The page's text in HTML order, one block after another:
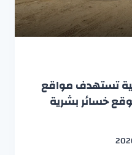
تستهدف مواقع
خسائر بشرية